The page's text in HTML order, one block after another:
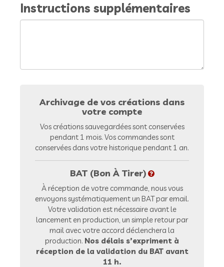
Instructions supplémentaires
Archivage de vos créations dans
votre compte
Vos créations sauvegardées sont conservées
pendant 1 mois. Vos commandes sont
conservées dans votre historique pendant 1 an.
BAT (Bon À Tirer)
À réception de votre commande, nous vous
envoyons systématiquement un BAT par email.
Votre validation est nécessaire avant le
lancement en production, un simple retour par
mail avec votre accord déclenchera la
production. Nos délais s’expriment à
réception de la validation du BAT avant
11 h.